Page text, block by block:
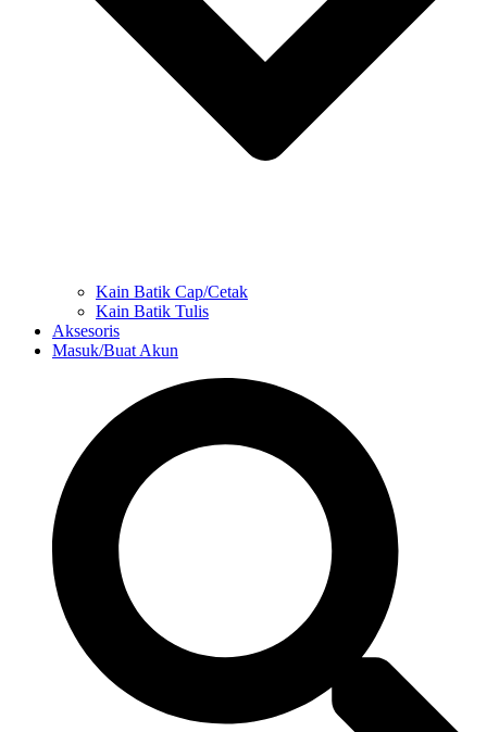
Kain Batik Cap/Cetak
Kain Batik Tulis
Aksesoris
Masuk/Buat Akun